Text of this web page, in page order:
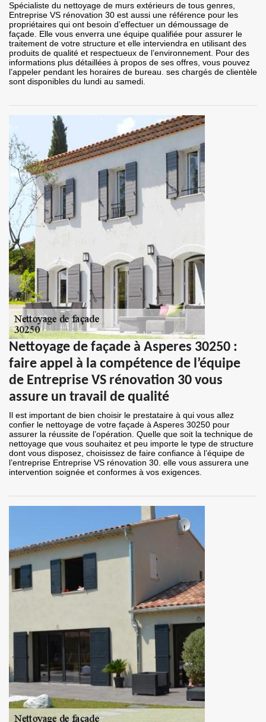
Spécialiste du nettoyage de murs extérieurs de tous genres,
Entreprise VS rénovation 30 est aussi une référence pour les
propriétaires qui ont besoin d’effectuer un démoussage de
façade. Elle vous enverra une équipe qualifiée pour assurer le
traitement de votre structure et elle interviendra en utilisant des
produits de qualité et respectueux de l’environnement. Pour des
informations plus détaillées à propos de ses offres, vous pouvez
l’appeler pendant les horaires de bureau. ses chargés de clientèle
sont disponibles du lundi au samedi.
Nettoyage de façade à Asperes 30250 :
faire appel à la compétence de l’équipe
de Entreprise VS rénovation 30 vous
assure un travail de qualité
Il est important de bien choisir le prestataire à qui vous allez
confier le nettoyage de votre façade à Asperes 30250 pour
assurer la réussite de l’opération. Quelle que soit la technique de
nettoyage que vous souhaitez et peu importe le type de structure
dont vous disposez, choisissez de faire confiance à l’équipe de
l’entreprise Entreprise VS rénovation 30. elle vous assurera une
intervention soignée et conformes à vos exigences.